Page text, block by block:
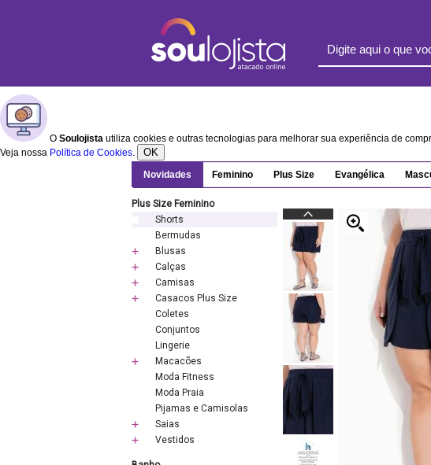
O Soulojista utiliza cookies e outras tecnologias para melhorar sua experiência de
Veja nossa Política de Cookies. OK
Novidades Feminino Plus Size Evangélica
Plus Size Feminino
Shorts
Bermudas
Blusas
Calças
Camisas
Casacos Plus Size
Coletes
Conjuntos
Lingerie
Macacões
Moda Fitness
Moda Praia
Pijamas e Camisolas
Saias
Vestidos